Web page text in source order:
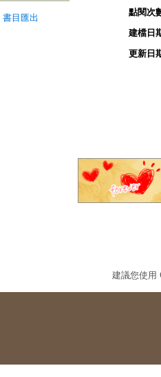
書目匯出
點閱次
建檔日
更新日
建議您使用